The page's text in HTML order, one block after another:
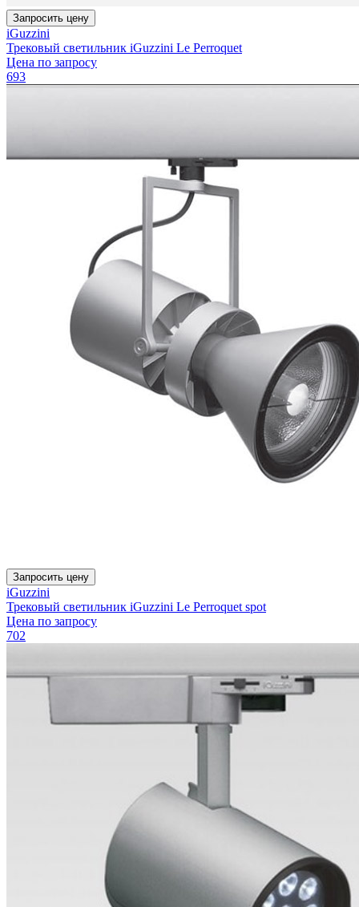
Запросить цену
iGuzzini
Трековый светильник iGuzzini Le Perroquet
Цена по запросу
693
Запросить цену
iGuzzini
Трековый светильник iGuzzini Le Perroquet spot
Цена по запросу
702